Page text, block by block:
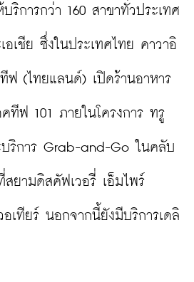
ริการกว่า 160 สาขาทั่วประเทศ
เชีย ซึ่งในประเทศไทย คาวาอิ
ฟ (ไทยแลนด์) เปิดร้านอาหาร
ทีฟ 101 ภายในโครงการ ทรู
ริการ Grab-and-Go ในคลับ
ยามดิสคัฟเวอรี่ เอ็มไพร์
อเทียร์ นอกจากนี้ยังมีบริการเดลิ